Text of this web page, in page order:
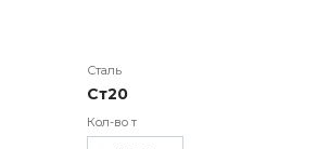
Ст20